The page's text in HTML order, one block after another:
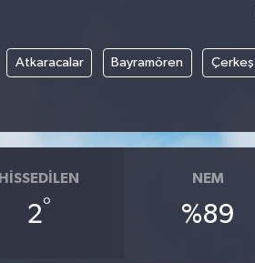
Atkaracalar Bayramören Çerkeş
HISSEDILEN
2°
NEM
%89